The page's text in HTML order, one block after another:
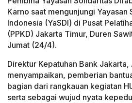
Karno saat mengunjungi Yayasan
Indonesia (YaSDI) di Pusat
(PPKD) Jakarta Timur, Duren
Jumat (24/4).
Direktur Kepatuhan Bank Jakarta,
menyampaikan, pemberian
bagian dari rangkauan kegiatan
serta sebagai wujud nyata